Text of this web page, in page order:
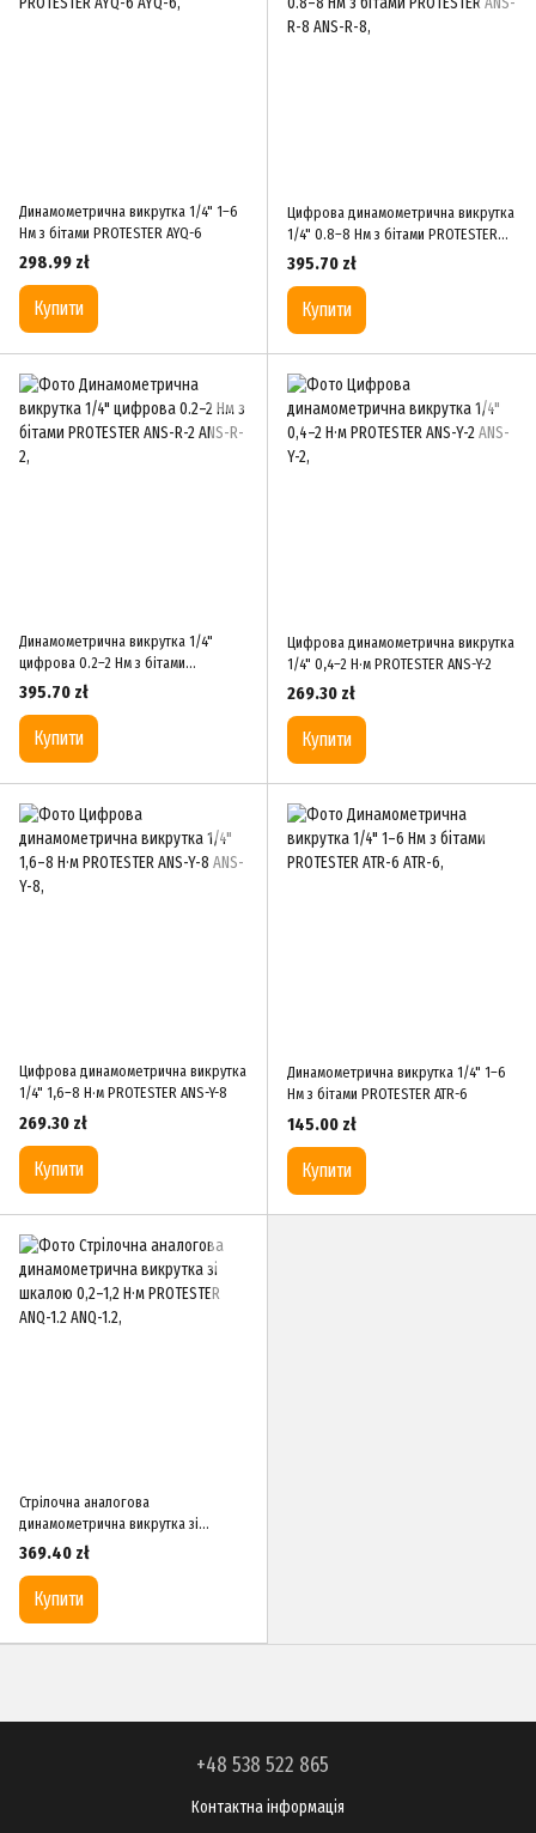
Динамометрична викрутка 1/4" 1–6
Нм з бітами PROTESTER AYQ-6
298.99 zł
Купити
Цифрова динамометрична викрутка
1/4" 0.8–8 Нм з бітами PROTESTER
ANS-R-8
395.70 zł
Купити
Динамометрична викрутка 1/4"
цифрова 0.2–2 Нм з бітами
PROTESTER ANS-R-2
395.70 zł
Купити
Цифрова динамометрична викрутка
1/4" 0,4–2 Н·м PROTESTER ANS-Y-2
269.30 zł
Купити
Цифрова динамометрична викрутка
1/4" 1,6–8 Н·м PROTESTER ANS-Y-8
269.30 zł
Купити
Динамометрична викрутка 1/4" 1–6
Нм з бітами PROTESTER ATR-6
145.00 zł
Купити
Стрілочна аналогова
динамометрична викрутка зі
шкалою 0,2–1,2 Н·м PROTESTER ANQ-
369.40 zł
Купити
+48 538 522 865
Контактна інформація